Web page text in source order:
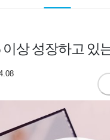
이상 성장하고 있